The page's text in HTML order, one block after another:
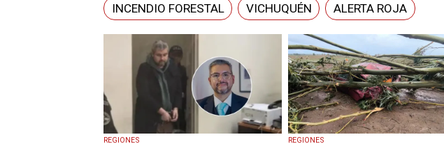
REGIONES REGIONES
INCENDIO FORESTAL VICHUQUÉN ALERTA ROJA